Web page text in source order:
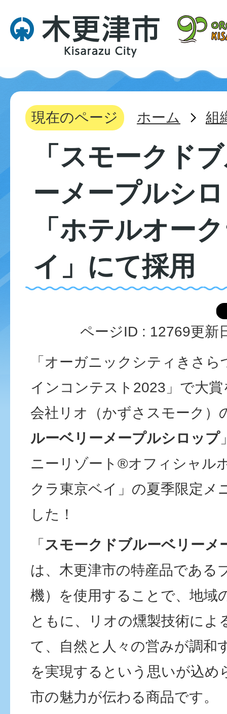
現在のページ ホーム 組
「スモークド
ーメープルシ
「ホテルオー
イ」にて採用
ページID : 12769更新
「オーガニックシティきさ
インコンテスト2023」で大
会社リオ（かずさスモーク）
ルーベリーメープルシロップ
ニーリゾート®オフィシャル
クラ東京ベイ」の夏季限定メ
した！
「 スモークドブルーベリーメ
は、木更津市の特産品である
機）を使用することで、地域
ともに、リオの燻製技術によ
て、自然と人々の営みが調和
を実現するという思いが込め
市の魅力が伝わる商品です。